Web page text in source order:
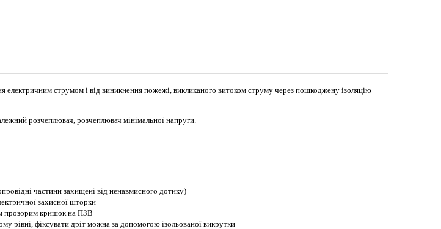
електричним струмом і від виникнення пожежі, викликаного витоком струму через пошкоджену ізоляцію
розчеплювач, розчеплювач мінімальної напруги.
частини захищені від ненавмисного дотику)
захисної шторки
прозорим кришок на ПЗВ
рівні, фіксувати дріт можна за допомогою ізольованої викрутки